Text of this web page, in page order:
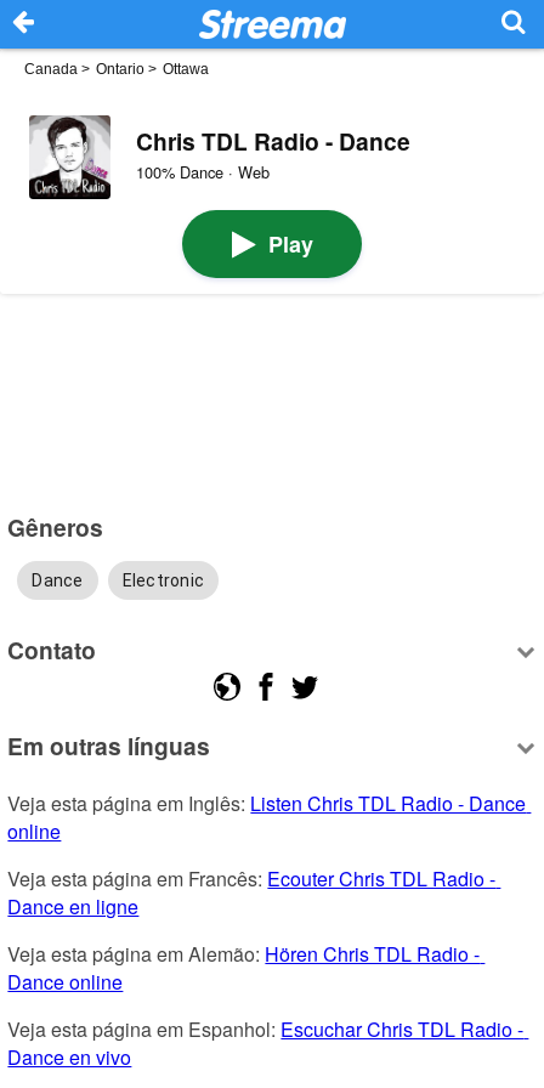
Canada > Ontario > Ottawa
Chris TDL Radio - Dance
100% Dance · Web
Play
Gêneros
Dance Electronic
Contato
Em outras línguas
Veja esta página em Inglês: Listen Chris TDL Radio - Dance
online
Veja esta página em Francês: Ecouter Chris TDL Radio -
Dance en ligne
Veja esta página em Alemão: Hören Chris TDL Radio -
Dance online
Veja esta página em Espanhol: Escuchar Chris TDL Radio -
Dance en vivo